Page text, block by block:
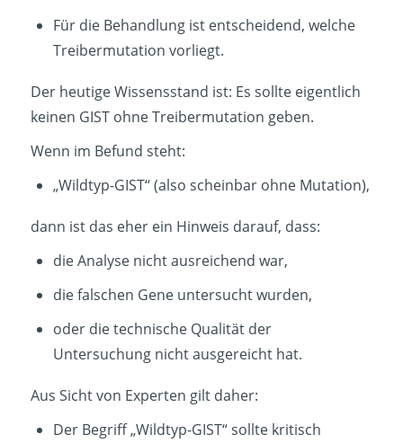
Für die Behandlung ist entscheidend, welche
Treibermutation vorliegt.
Der heutige Wissensstand ist: Es sollte eigentlich
keinen GIST ohne Treibermutation geben.
Wenn im Befund steht:
„Wildtyp-GIST“ (also scheinbar ohne Mutation),
dann ist das eher ein Hinweis darauf, dass:
die Analyse nicht ausreichend war,
die falschen Gene untersucht wurden,
oder die technische Qualität der
Untersuchung nicht ausgereicht hat.
Aus Sicht von Experten gilt daher:
Der Begriff „Wildtyp-GIST“ sollte kritisch